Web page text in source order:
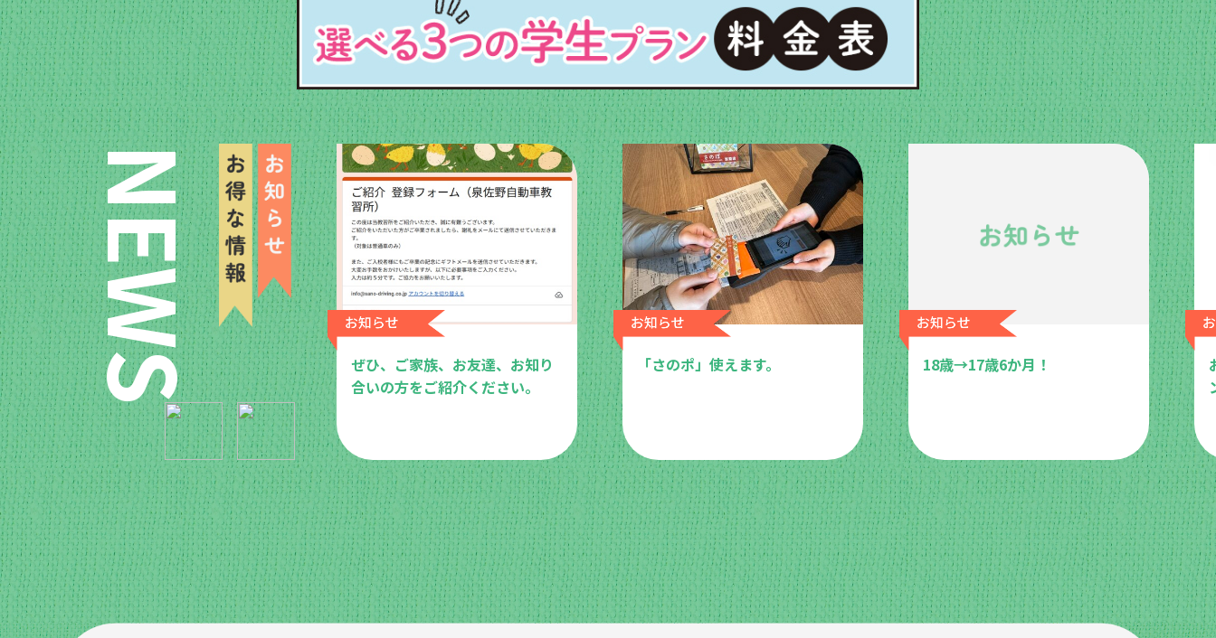
NEWS
4月9日の安全運転講習会
ぜひ、ご家族、お友達、お知り
合いの方をご紹介ください。
「さのポ」使えます。 18歳→17歳6か月！